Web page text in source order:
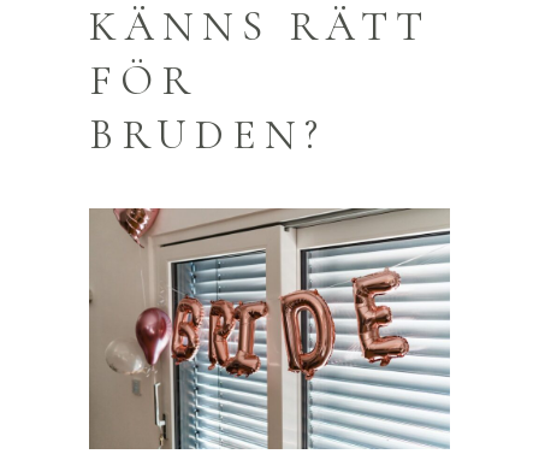
KÄNNS RÄTT
FÖR
BRUDEN?